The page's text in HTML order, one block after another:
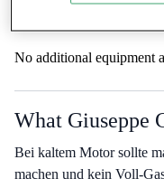
No additional equipment
What Giuseppe
Bei kaltem Motor sollte
machen und kein Voll-